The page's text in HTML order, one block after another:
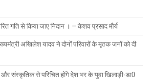
गति से किया जाए निदान । – केशव प्रसाद मौर्य
अखिलेश यादव ने दोनों परिवारों के मृतक जनों को दी
संस्कृतिक से परिचित होंगे देश भर के युवा खिलाड़ी-डा0